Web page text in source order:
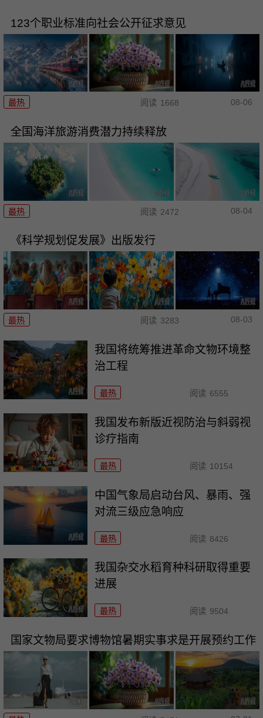
123个职业标准向社会公开征求意见
最热 阅读 1668 08-06
全国海洋旅游消费潜力持续释放
最热 阅读 2472 08-04
《科学规划促发展》出版发行
最热 阅读 3283 08-03
我国将统筹推进革命文物环境整
治工程
最热 阅读 6555
我国发布新版近视防治与斜弱视
诊疗指南
最热 阅读 10154
中国气象局启动台风、暴雨、强
对流三级应急响应
最热 阅读 8426
我国杂交水稻育种科研取得重要
进展
最热 阅读 9504
国家文物局要求博物馆暑期实事求是开展预约工作